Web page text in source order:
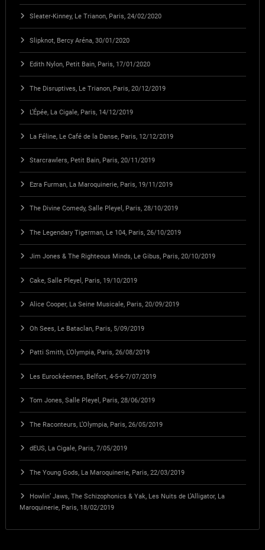
Sleater-Kinney, Le Trianon, Paris, 24/02/2020
Slipknot, Bercy Aréna, 30/01/2020
Edith Nylon, Petit Bain, Paris, 17/01/2020
The Disruptives, Le Trianon, Paris, 20/12/2019
L’Épée, La Cigale, Paris, 14/12/2019
La Féline, Le Café de la Danse, Paris, 12/12/2019
Starcrawlers, Petit Bain, Paris, 20/11/2019
Ezra Furman, La Maroquinerie, Paris, 19/11/2019
The Divine Comedy, Salle Pleyel, Paris, 28/10/2019
The Legendary Tigerman, Le 104, Paris, 26/10/2019
Jim Jones & The Righteous Minds, Le Gibus, Paris, 20/10/2019
Cake, Salle Pleyel, Paris, 19/10/2019
Alice Cooper, La Seine Musicale, Paris, 20/09/2019
Oh Sees, Le Bataclan, Paris, 5/09/2019
Patti Smith, L’Olympia, Paris, 26/08/2019
Les Eurockéennes, Belfort, 4-5-6-7/07/2019
Tom Jones, Salle Pleyel, Paris, 28/06/2019
The Raconteurs, L’Olympia, Paris, 26/05/2019
dEUS, La Cigale, Paris, 7/05/2019
The Young Gods, La Maroquinerie, Paris, 22/03/2019
Howlin’ Jaws, The Schizophonics & Yak, Les Nuits de L’Alligator, La
Maroquinerie, Paris, 18/02/2019